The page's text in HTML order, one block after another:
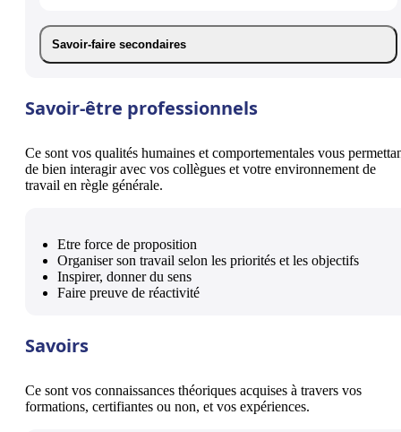
Savoir-faire secondaires
Savoir-être professionnels
Ce sont vos qualités humaines et comportementales vous
de bien interagir avec vos collègues et votre environnement de
travail en règle générale.
Etre force de proposition
Organiser son travail selon les priorités et les objectifs
Inspirer, donner du sens
Faire preuve de réactivité
Savoirs
Ce sont vos connaissances théoriques acquises à travers vos
formations, certifiantes ou non, et vos expériences.